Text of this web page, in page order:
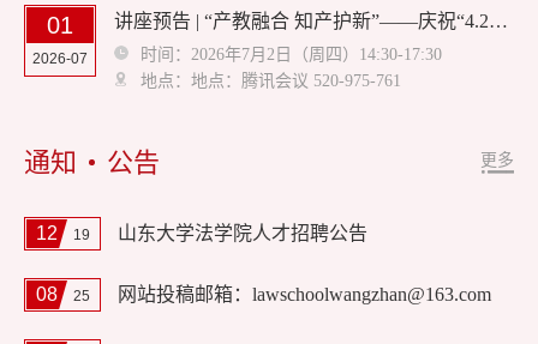
01
2026-07
讲座预告 | “产教融合 知产护新”——庆祝“4.26世界知识产权日”系列活动:从国内保护到全球维权:知识产权实务领域的蓝海市场
时间：2026年7月2日（周四）14:30-17:30
地点：地点：腾讯会议 520-975-761
通知 公告 更多
12 19 山东大学法学院人才招聘公告
08 25 网站投稿邮箱：lawschoolwangzhan@163.com